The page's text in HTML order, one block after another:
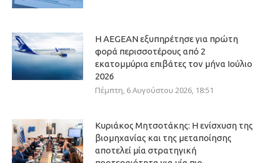
Η AEGEAN εξυπηρέτησε για πρώτη
φορά περισσοτέρους από 2
εκατομμύρια επιβάτες τον μήνα Ιούλιο
2026
Πέμπτη, 6 Αυγούστου 2026, 18:51
Κυριάκος Μητσοτάκης: Η ενίσχυση της
βιομηχανίας και της μεταποίησης
αποτελεί μία στρατηγική